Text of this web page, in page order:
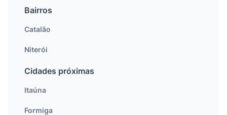
Bairros
Catalão
Niterói
Cidades próximas
Itaúna
Formiga